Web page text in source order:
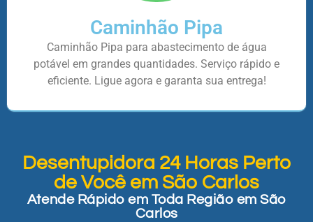
Caminhão Pipa
Caminhão Pipa para abastecimento de água
potável em grandes quantidades. Serviço rápido e
eficiente. Ligue agora e garanta sua entrega!
Desentupidora 24 Horas Perto
de Você em São Carlos
Atende Rápido em Toda Região em São
Carlos